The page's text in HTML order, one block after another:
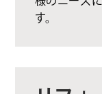
す。